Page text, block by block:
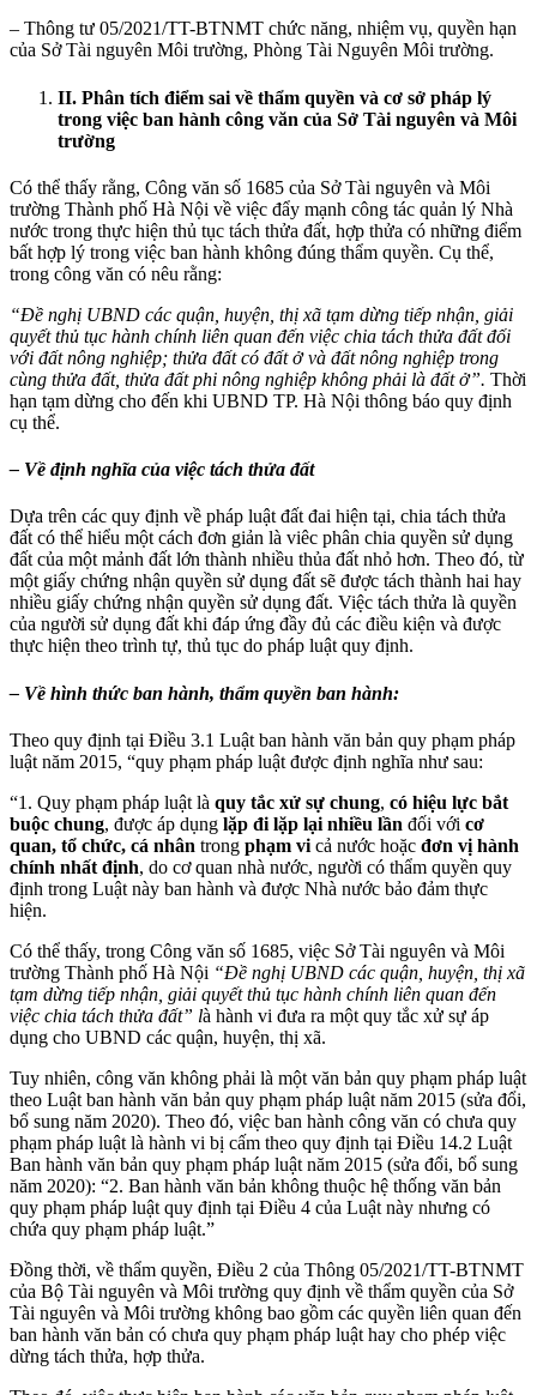
– Thông tư 05/2021/TT-BTNMT chức năng, nhiệm vụ, quyền hạn
của Sở Tài nguyên Môi trường, Phòng Tài Nguyên Môi trường.
II. Phân tích điểm sai về thẩm quyền và cơ sở pháp lý
trong việc ban hành công văn của Sở Tài nguyên và Môi
trường
Có thể thấy rằng, Công văn số 1685 của Sở Tài nguyên và Môi
trường Thành phố Hà Nội về việc đẩy mạnh công tác quản lý Nhà
nước trong thực hiện thủ tục tách thửa đất, hợp thửa có những điểm
bất hợp lý trong việc ban hành không đúng thẩm quyền. Cụ thể,
trong công văn có nêu rằng:
“Đề nghị UBND các quận, huyện, thị xã tạm dừng tiếp nhận, giải
quyết thủ tục hành chính liên quan đến việc chia tách thửa đất đối
với đất nông nghiệp; thửa đất có đất ở và đất nông nghiệp trong
cùng thửa đất, thửa đất phi nông nghiệp không phải là đất ở”. Thời
hạn tạm dừng cho đến khi UBND TP. Hà Nội thông báo quy định
cụ thể.
– Về định nghĩa của việc tách thửa đất
Dựa trên các quy định về pháp luật đất đai hiện tại, chia tách thửa
đất có thể hiểu một cách đơn giản là viêc phân chia quyền sử dụng
đất của một mảnh đất lớn thành nhiều thủa đất nhỏ hơn. Theo đó, từ
một giấy chứng nhận quyền sử dụng đất sẽ được tách thành hai hay
nhiều giấy chứng nhận quyền sử dụng đất. Việc tách thửa là quyền
của người sử dụng đất khi đáp ứng đầy đủ các điều kiện và được
thực hiện theo trình tự, thủ tục do pháp luật quy định.
– Về hình thức ban hành, thẩm quyền ban hành:
Theo quy định tại Điều 3.1 Luật ban hành văn bản quy phạm pháp
luật năm 2015, “quy phạm pháp luật được định nghĩa như sau:
“1. Quy phạm pháp luật là quy tắc xử sự chung, có hiệu lực bắt
buộc chung, được áp dụng lặp đi lặp lại nhiều lần đối với cơ
quan, tổ chức, cá nhân trong phạm vi cả nước hoặc đơn vị hành
chính nhất định, do cơ quan nhà nước, người có thẩm quyền quy
định trong Luật này ban hành và được Nhà nước bảo đảm thực
hiện.
Có thể thấy, trong Công văn số 1685, việc Sở Tài nguyên và Môi
trường Thành phố Hà Nội “Đề nghị UBND các quận, huyện, thị xã
tạm dừng tiếp nhận, giải quyết thủ tục hành chính liên quan đến
việc chia tách thửa đất” là hành vi đưa ra một quy tắc xử sự áp
dụng cho UBND các quận, huyện, thị xã.
Tuy nhiên, công văn không phải là một văn bản quy phạm pháp luật
theo Luật ban hành văn bản quy phạm pháp luật năm 2015 (sửa đổi,
bổ sung năm 2020). Theo đó, việc ban hành công văn có chưa quy
phạm pháp luật là hành vi bị cấm theo quy định tại Điều 14.2 Luật
Ban hành văn bản quy phạm pháp luật năm 2015 (sửa đổi, bổ sung
năm 2020): “2. Ban hành văn bản không thuộc hệ thống văn bản
quy phạm pháp luật quy định tại Điều 4 của Luật này nhưng có
chứa quy phạm pháp luật.”
Đồng thời, về thẩm quyền, Điều 2 của Thông 05/2021/TT-BTNMT
của Bộ Tài nguyên và Môi trường quy định về thẩm quyền của Sở
Tài nguyên và Môi trường không bao gồm các quyền liên quan đến
ban hành văn bản có chưa quy phạm pháp luật hay cho phép việc
dừng tách thửa, hợp thửa.